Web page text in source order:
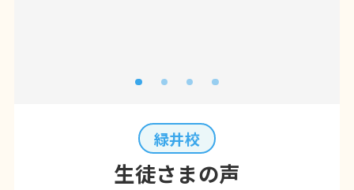
緑井校
生徒さまの声